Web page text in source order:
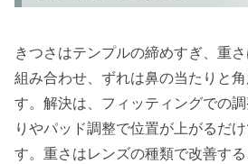
きつさはテンプルの締めすぎ、重
組み合わせ、ずれは鼻の当たりと
す。解決は、フィッティングでの
りやパッド調整で位置が上がるだ
す。重さはレンズの種類で改善す